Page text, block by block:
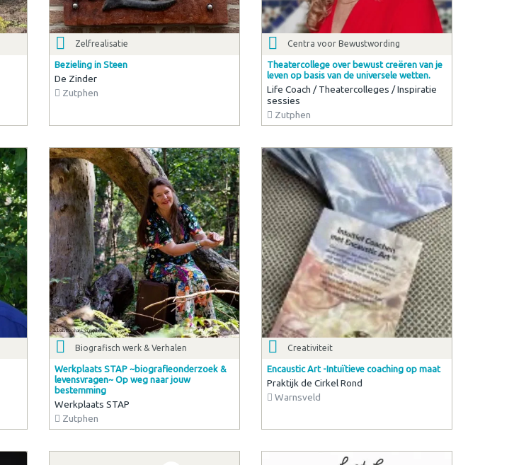
Zelfrealisatie
Bezieling in Steen
De Zinder
Zutphen
Centra voor Bewustwording
Theatercollege over bewust creëren van je
leven op basis van de universele wetten.
Life Coach / Theatercolleges / Inspiratie
sessies
Zutphen
Biografisch werk & Verhalen
Werkplaats STAP ~biografieonderzoek &
levensvragen~ Op weg naar jouw
bestemming
Werkplaats STAP
Zutphen
Creativiteit
Encaustic Art -Intuïtieve coaching op maat
Praktijk de Cirkel Rond
Warnsveld